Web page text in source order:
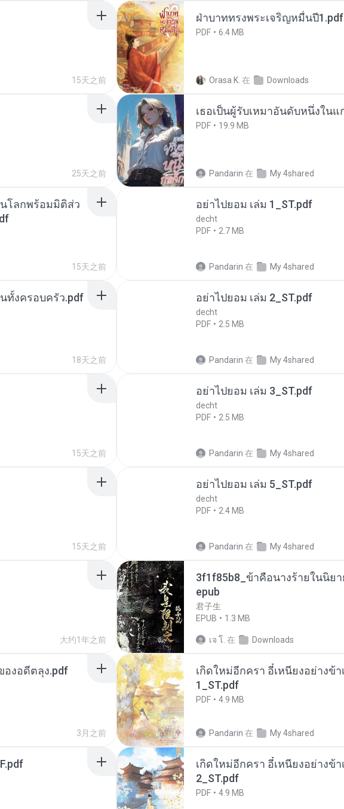
15天之前
ฝ่าบาททรงพระเจริญหมื่นปี1.pdf
PDF 6.4 MB
Orasa K. 在 Downloads
25天之前
เธอเป็นผู้รับเหมาอันดับหนึ่งใน
PDF 19.9 MB
Pandarin 在 My 4shared
โลกพร้อมมิติส่ว
15天之前
อย่าไปยอม เล่ม 1_ST.pdf
decht
PDF
2.7 MB
Pandarin 在 My 4shared
ทั้งครอบครัว.pdf
18天之前
อย่าไปยอม เล่ม 2_ST.pdf
decht
PDF
2.5 MB
Pandarin 在 My 4shared
15天之前
อย่าไปยอม เล่ม 3_ST.pdf
decht
PDF
2.5 MB
Pandarin 在 My 4shared
15天之前
อย่าไปยอม เล่ม 5_ST.pdf
decht
PDF
2.4 MB
Pandarin 在 My 4shared
大约1年之前
3f1f85b8_ข้าคือนางร้ายในนิยา
epub
君子生
EPUB
1.3 MB
เจ โ. 在 Downloads
องอดีตลุง.pdf
3月之前
เกิดใหม่อีกครา อี๋เหนียงอย่างข้
1_ST.pdf
PDF 4.9 MB
Pandarin 在 My 4shared
เกิดใหม่อีกครา อี๋เหนียงอย่างข้
2_ST.pdf
PDF 4.9 MB